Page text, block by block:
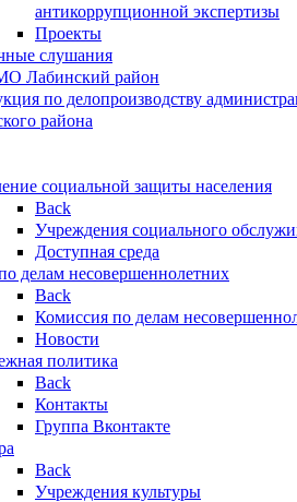
антикоррупционной экспертизы
Проекты
слушания
Лабинский район
по делопроизводству
района
социальной защиты населения
Back
Учреждения социального
Доступная среда
делам несовершеннолетних
Back
Комиссия по делам
Новости
политика
Back
Контакты
Группа Вконтакте
Back
Учреждения культуры